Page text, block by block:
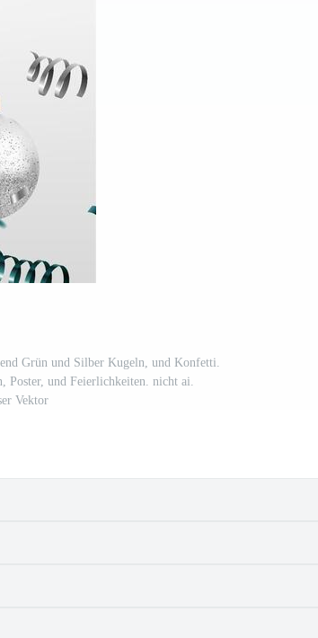
Grün und Silber Kugeln, und Konfetti.
Poster, und Feierlichkeiten. nicht ai.
Vektor